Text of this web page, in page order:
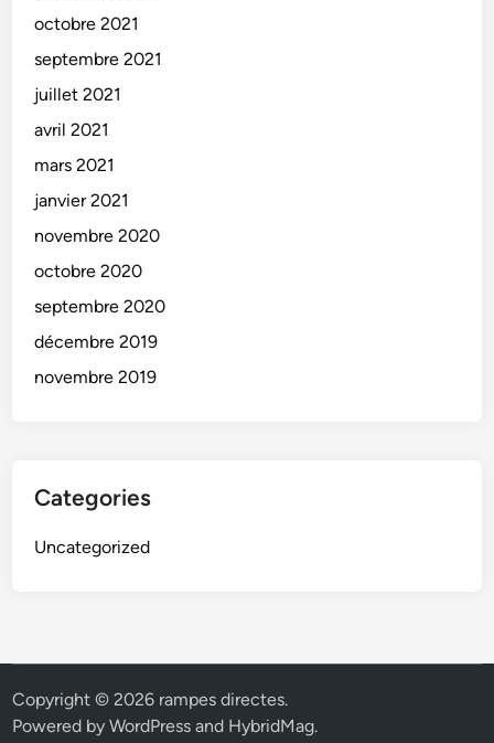
octobre 2021
septembre 2021
juillet 2021
avril 2021
mars 2021
janvier 2021
novembre 2020
octobre 2020
septembre 2020
décembre 2019
novembre 2019
Categories
Uncategorized
Copyright © 2026 rampes directes.
Powered byWordPress and HybridMag.